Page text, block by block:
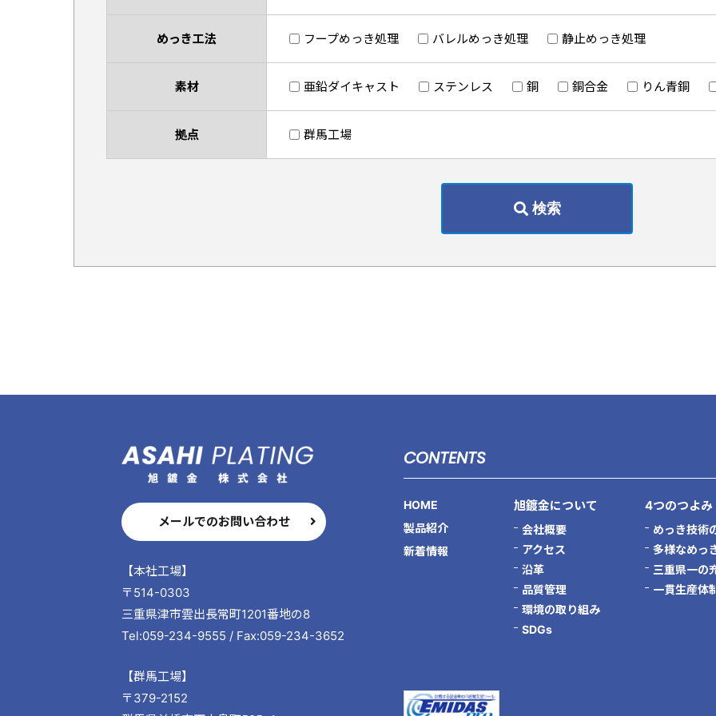
めっき工法 フープめっき処理 バレルめっき処理 静止めっき処理
素材 亜鉛ダイキャスト ステンレス 銅 銅合金 りん青銅
拠点 群馬工場
検索
メールでのお問い合わせ
【本社工場】
〒514-0303
三重県津市雲出長常町1201番地の8
Tel:059-234-9555 / Fax:059-234-3652
【群馬工場】
〒379-2152
CONTENTS
HOME
製品紹介
新着情報
旭鍍金について
会社概要
アクセス
沿革
品質管理
環境の取り組み
SDGs
4つのつよみ
めっき技術
多様なめっ
三重県一の
一貫生産体